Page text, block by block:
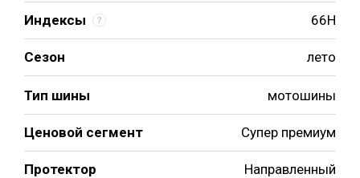
Индексы 66H
Сезон лето
Тип шины мотошины
Ценовой сегмент Супер премиум
Протектор Направленный